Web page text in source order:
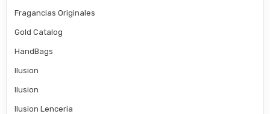
Fragancias Originales
Gold Catalog
HandBags
Ilusion
Ilusion
Ilusion Lenceria